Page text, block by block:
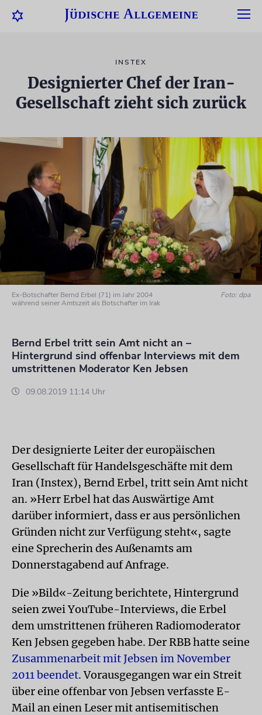
INSTEX
Designierter Chef der Iran-
Gesellschaft zieht sich zurück
Ex-Botschafter Bernd Erbel (71) im Jahr 2004
während seiner Amtszeit als Botschafter im Irak
Foto: dpa
Bernd Erbel tritt sein Amt nicht an –
Hintergrund sind offenbar Interviews mit dem
umstrittenen Moderator Ken Jebsen
09.08.2019 11:14 Uhr
Der designierte Leiter der europäischen
Gesellschaft für Handelsgeschäfte mit dem
Iran (Instex), Bernd Erbel, tritt sein Amt nicht
an. »Herr Erbel hat das Auswärtige Amt
darüber informiert, dass er aus persönlichen
Gründen nicht zur Verfügung steht«, sagte
eine Sprecherin des Außenamts am
Donnerstagabend auf Anfrage.
Die »Bild«-Zeitung berichtete, Hintergrund
seien zwei YouTube-Interviews, die Erbel
dem umstrittenen früheren Radiomoderator
Ken Jebsen gegeben habe. Der RBB hatte seine
Zusammenarbeit mit Jebsen im November
2011 beendet. Vorausgegangen war ein Streit
über eine offenbar von Jebsen verfasste E-
Mail an einen Leser mit antisemitischen